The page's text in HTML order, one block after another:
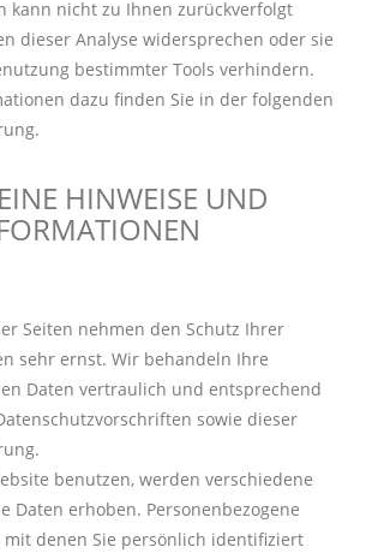
kann nicht zu Ihnen zurückverfolgt
dieser Analyse widersprechen oder sie
bestimmter Tools verhindern.
dazu finden Sie in der folgenden
HINWEISE UND
Seiten nehmen den Schutz Ihrer
sehr ernst. Wir behandeln Ihre
Daten vertraulich und entsprechend
sowie dieser
benutzen, werden verschiedene
Daten erhoben. Personenbezogene
mit denen Sie persönlich identifiziert